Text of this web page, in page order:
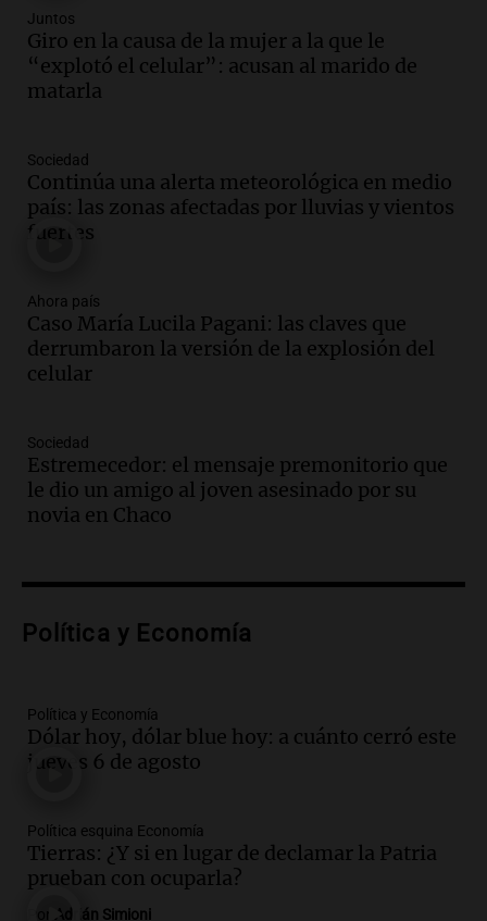
Audio.
contrato entre cooperativa argentina y
Huawei en Neuquén
Panorama Federal
la presencia de 70.000 bolivianos en la
provincia y su integración
Panorama Federal
Episodios
recordó su paso por Perú: "Nos decía
siempre: ''Difundan el milagro''"
Viva la Radio
Episodios
más femicidios del país, según informe
de Casa del Encuentro
Panorama Federal
Episodios
Procrear en la provincia
Episodios
y críticas entre senadores
Panorama Federal
Episodios
un pilar cultural y social según Antonio
Marocco
Panorama Federal
Juntos
Giro en la causa de la mujer a la que le
“explotó el celular”: acusan al marido de
matarla
Sociedad
Continúa una alerta meteorológica en medio
país: las zonas afectadas por lluvias y vientos
fuertes
Ahora país
Caso María Lucila Pagani: las claves que
derrumbaron la versión de la explosión del
celular
Sociedad
Estremecedor: el mensaje premonitorio que
le dio un amigo al joven asesinado por su
novia en Chaco
Política y Economía
Política y Economía
Dólar hoy, dólar blue hoy: a cuánto cerró este
jueves 6 de agosto
Política esquina Economía
Tierras: ¿Y si en lugar de declamar la Patria
prueban con ocuparla?
Adrián Simioni